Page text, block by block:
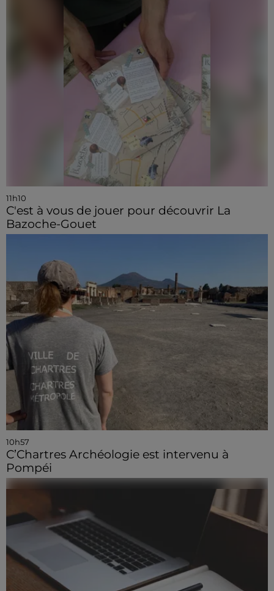
11h10
C'est à vous de jouer pour découvrir La
Bazoche-Gouet
10h57
C’Chartres Archéologie est intervenu à
Pompéi